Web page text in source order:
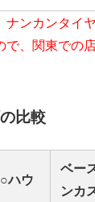
ンカンタイ
で、関東での
比較
ハウ
ベー
ンカ